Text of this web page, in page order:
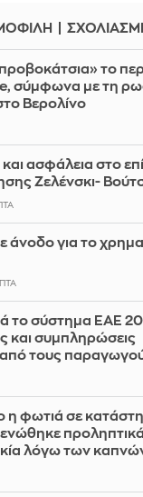
το
σύμφωνα με τη
Βερολίνο
ασφάλεια στο
Ζελένσκι-
άνοδο για το
το σύστημα ΕΑΕ
και συμπληρώσεις
από τους
η φωτιά σε
προληπτικά
λόγω των